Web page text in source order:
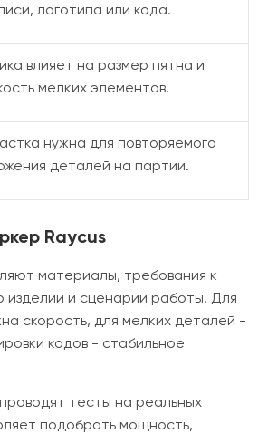
логотипа или кода.
влияет на размер пятна и
мелких элементов.
нужна для повторяемого
деталей на партии.
Raycus
материалы, требования к
изделий и сценарий работы. Для
скорость, для мелких деталей -
кодов - стабильное
тесты на реальных
подобрать мощность,